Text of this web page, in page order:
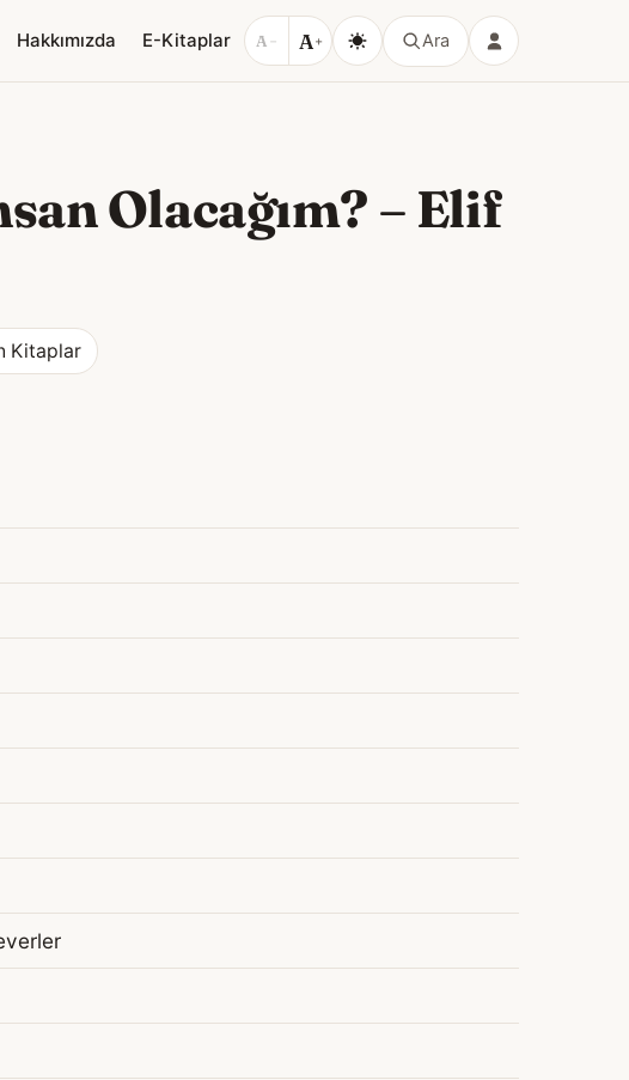
Hakkımızda E-Kitaplar A − A+ Ara
Olacağım? – Elif
Kitaplar